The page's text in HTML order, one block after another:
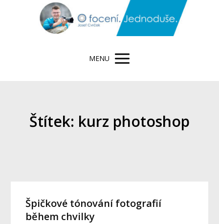
MENU
Štítek: kurz photoshop
Špičkové tónování fotografií
během chvilky